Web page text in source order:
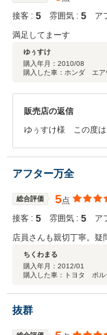
接客 : 5 雰囲気 : 5 ア
満足してまーす
ゆぅすけ
購入年月： 2010/08
購入した車：ホンダ エ
販売店の返信
ゆぅすけ様 この度は
おりますので、引き
何かお困りの際はお
します。
アフター万全
総合評価 5点
接客 : 5 雰囲気 : 5 ア
店員さんも親切丁寧。疑
ちくわまる
購入年月： 2012/01
購入した車：トヨタ ポ
抜群